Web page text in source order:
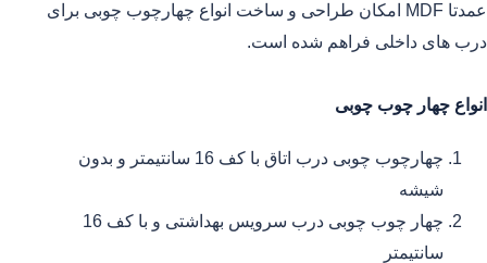
عمدتا MDF امکان طراحی و ساخت انواع چهارچوب چوبی برای
درب های داخلی فراهم شده است.
انواع چهار چوب چوبی
چهارچوب چوبی درب اتاق با کف 16 سانتیمتر و بدون
شیشه
چهار چوب چوبی درب سرویس بهداشتی و با کف 16
سانتیمتر